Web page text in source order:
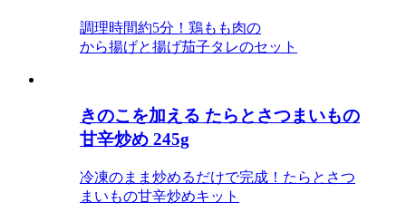
調理時間約5分！鶏もも肉の
から揚げと揚げ茄子タレのセット
きのこを加える たらとさつまいもの
甘辛炒め 245g
冷凍のまま炒めるだけで完成！たらとさつ
まいもの甘辛炒めキット